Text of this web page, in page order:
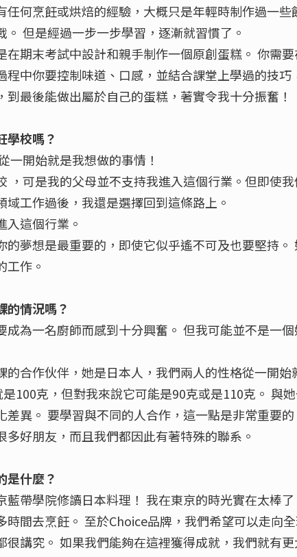
任何烹飪或烘焙的經驗，大概只是年輕時制作過一
。 但是經過一步一步學習，逐漸就習慣了。
在期末考試中設計和親手制作一個原創蛋糕。 你需
程中你要控制味道、口感，並結合課堂上學過的技
最後能做出屬於自己的蛋糕，著實令我十分振奮！
學校嗎？
一開始就是我想做的事情！
，可是我的父母並不支持我進入這個行業。但即使
工作過後，我還是選擇回到這條路上。
入這個行業。
的夢想是最重要的，即使它似乎遙不可及也要堅持
工作。
的情況嗎？
成為一名廚師而感到十分興奮。 但我可能並不是一
的合作伙伴，她是日本人，我們兩人的性格從一開
100克，但對我來說它可能是90克或是110克。 與
差異。 要學習與不同的人合作，這一點是非常重要的
好朋友，而且我們都因此有著特殊的聯系。
是什麼？
藍帶學院修讀日本料理！ 我在東京的時光實在太棒
時間去烹飪。 至於Choice品牌，我們希望可以走向
很講究。 如果我們能夠在這裡獲得成就，我們就有